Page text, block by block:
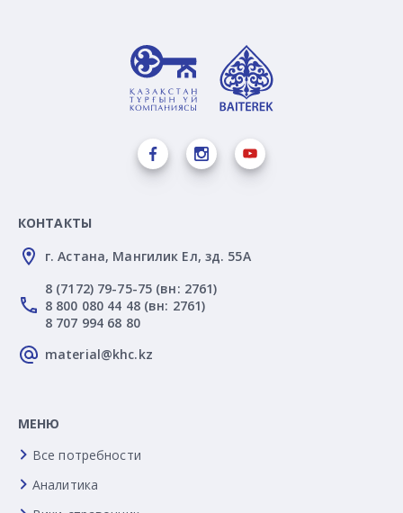
КОНТАКТЫ
г. Астана, Мангилик Ел, зд. 55А
8 (7172) 79-75-75 (вн: 2761)
8 800 080 44 48 (вн: 2761)
8 707 994 68 80
material@khc.kz
МЕНЮ
Все потребности
Аналитика